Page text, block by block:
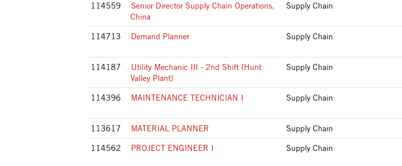
114559
Senior Director Supply Chain Operations,
China
Supply Chain
114713
Demand Planner Supply Chain
114187
Utility Mechanic III - 2nd Shift (Hunt
Valley Plant)
Supply Chain
114396
MAINTENANCE TECHNICIAN I Supply Chain
113617
MATERIAL PLANNER Supply Chain
114562
PROJECT ENGINEER I Supply Chain